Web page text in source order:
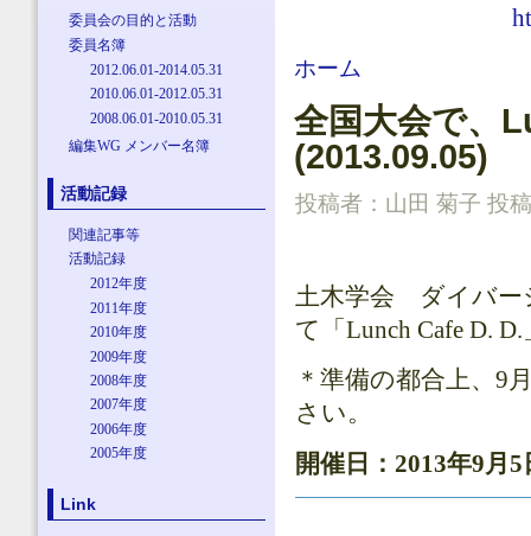
委員会の目的と活動
委員名簿
2012.06.01-2014.05.31
2010.06.01-2012.05.31
2008.06.01-2010.05.31
編集WG メンバー名簿
活動記録
関連記事等
活動記録
2012年度
2011年度
2010年度
2009年度
2008年度
2007年度
2006年度
2005年度
Link
現在地
ホーム
全国大会で、
(2013.09.05)
投稿者： 山田 菊子 投
土木学会 ダイバー
て「Lunch Cafe D.
＊準備の都合上、9
さい。
開催日：2013年9月